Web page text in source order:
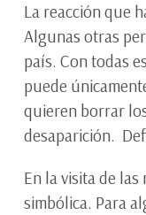
La reacción que
Algunas otras
país. Con todas
puede
quieren borrar
desaparición.
En la visita de
simbólica. Para